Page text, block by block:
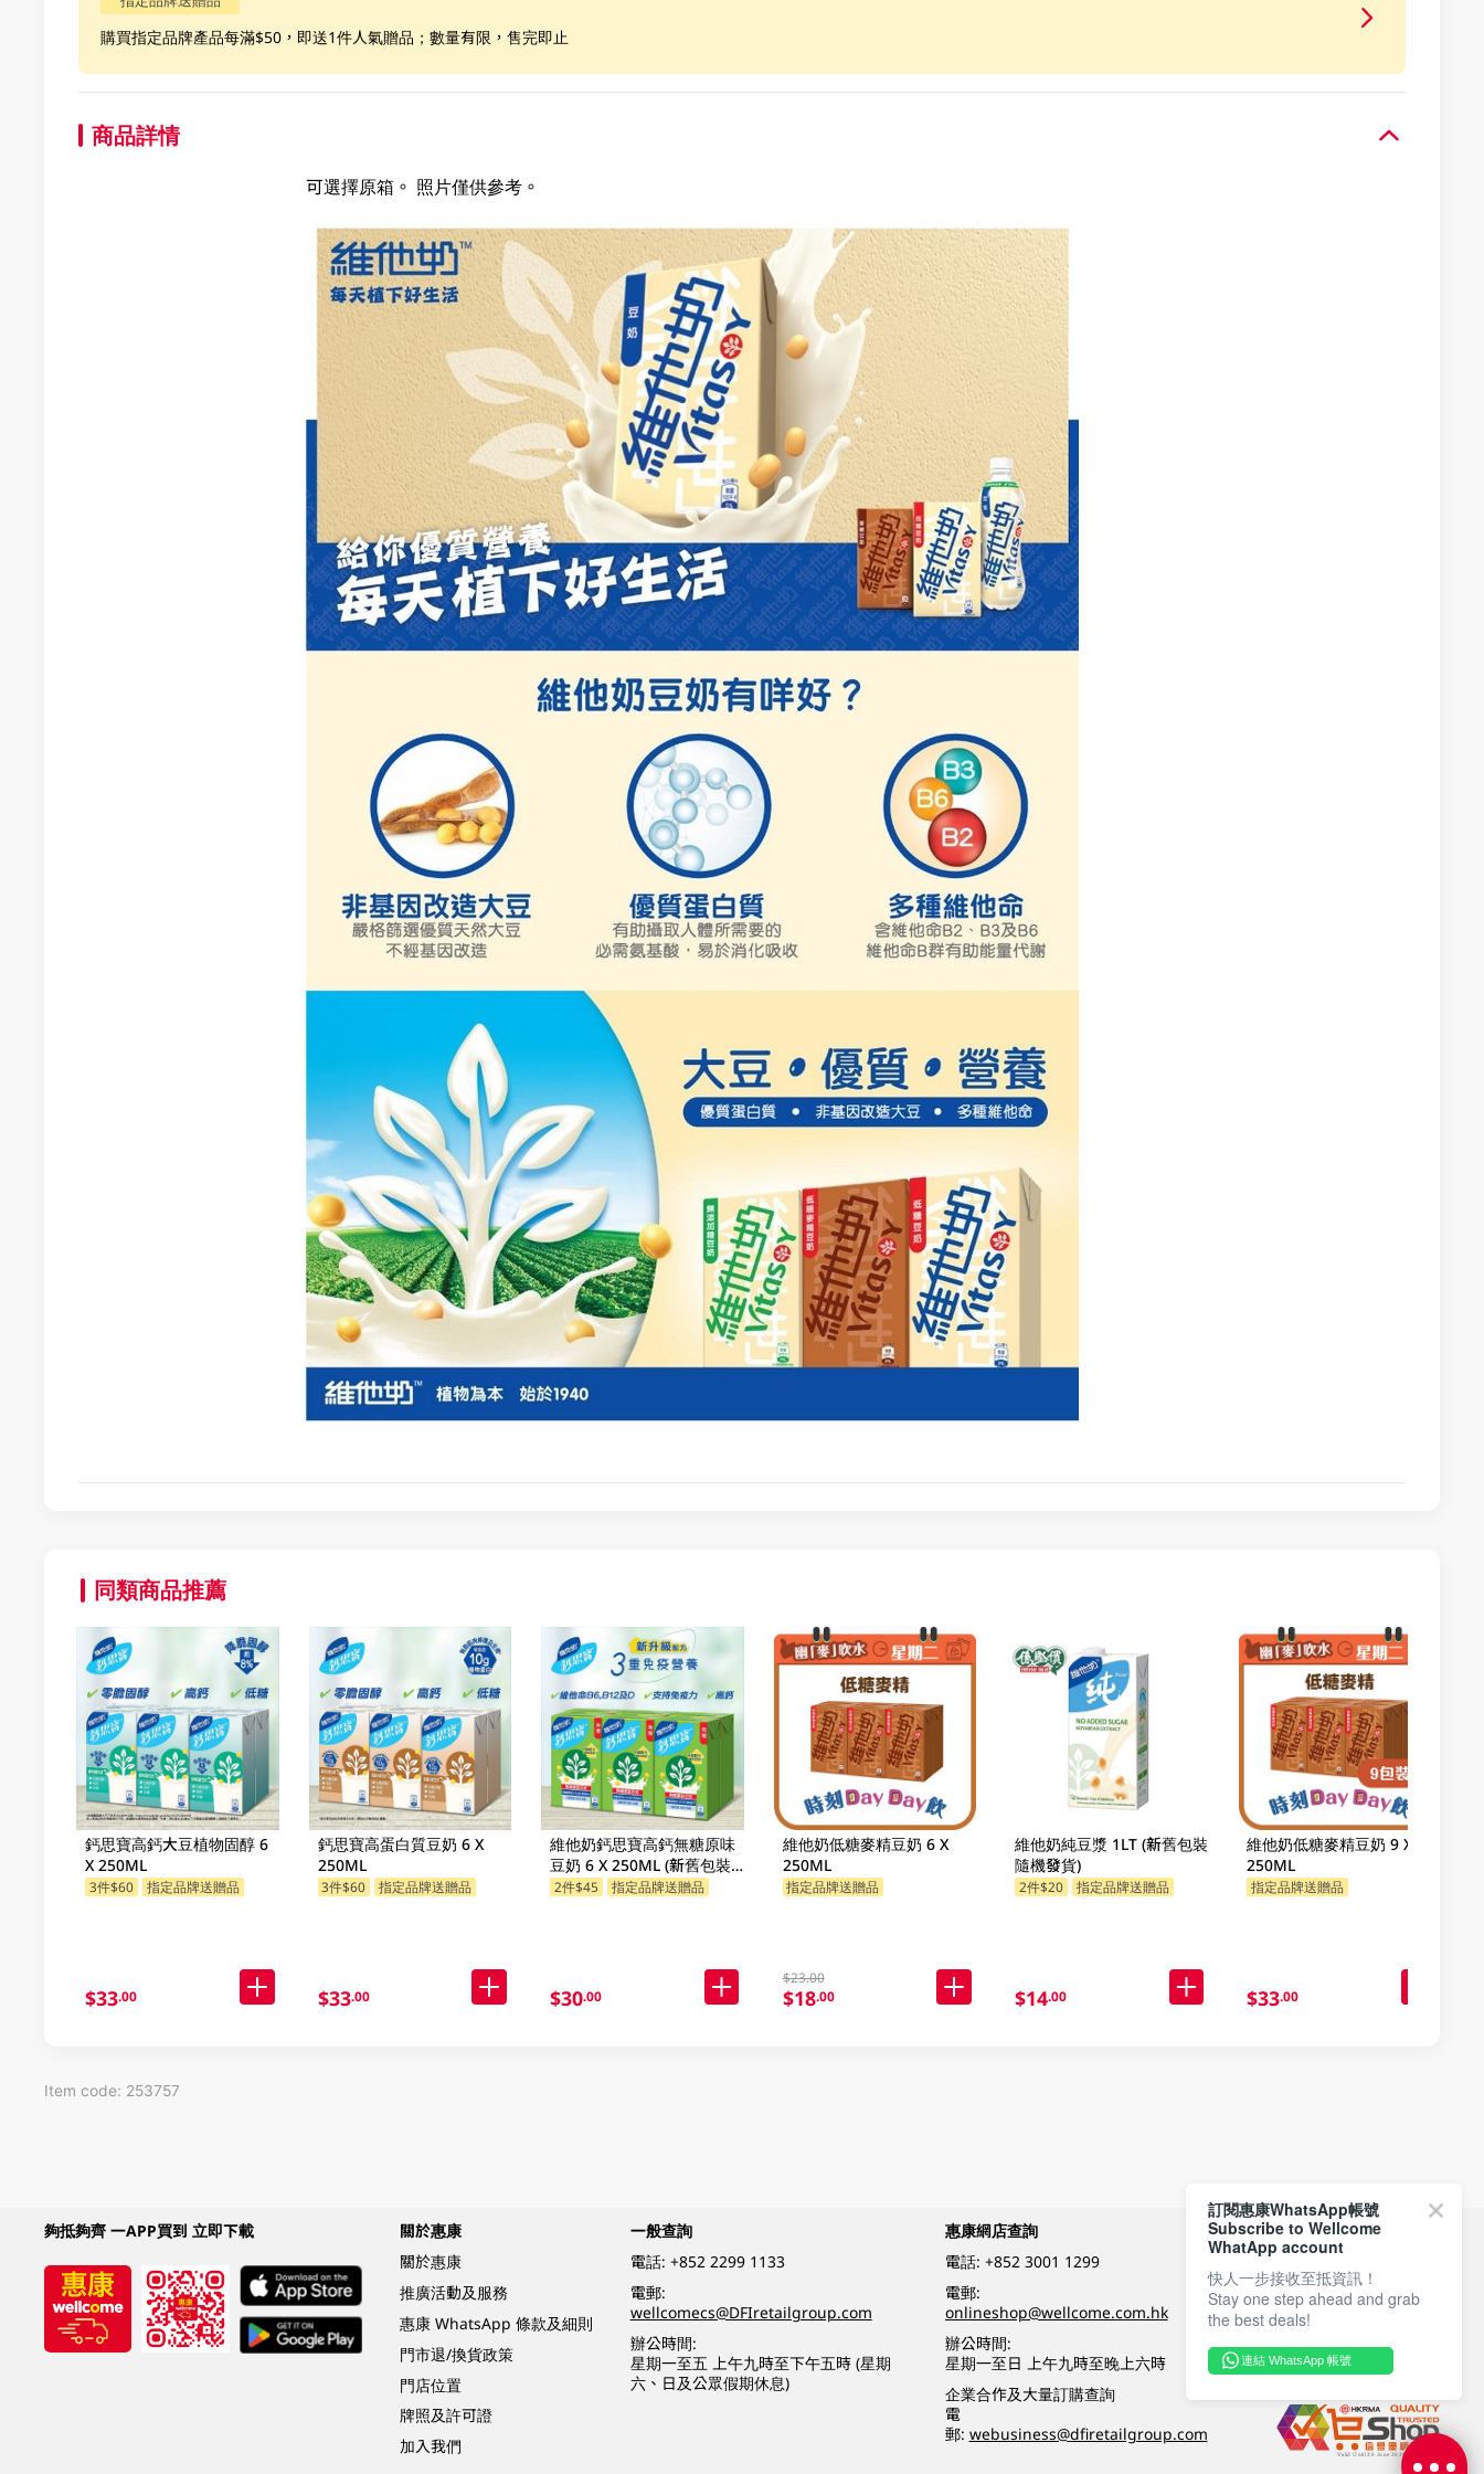
購買指定品牌產品每滿$50，即送1件人氣贈品；數量有限，售完即止
商品詳情
可選擇原箱。 照片僅供參考。
同類商品推薦
鈣思寶高鈣大豆植物固醇 6
X 250ML
3件$60 指定品牌送贈品
$33.00
鈣思寶高蛋白質豆奶 6 X
250ML
3件$60 指定品牌送贈品
$33.00
維他奶鈣思寶高鈣無糖原味
豆奶 6 X 250ML (新舊包裝
隨機發貨)
2件$45 指定品牌送贈品
$30.00
維他奶低糖麥精豆奶 6 X
250ML
指定品牌送贈品
$23.00
$18.00
維他奶純豆漿 1LT (新舊包裝
隨機發貨)
2件$20 指定品牌送贈品
$14.00
維他奶低糖麥精豆奶 9 X
250ML
指定品牌送贈品
$33.00
Item code: 253757
夠抵夠齊 一APP買到 立即下載
關於惠康
關於惠康
推廣活動及服務
惠康 WhatsApp 條款及細則
門市退/換貨政策
門店位置
牌照及許可證
加入我們
一般查詢
電話: +852 2299 1133
電郵:
wellcomecs@DFIretailgroup.com
辦公時間:
星期一至五 上午九時至下午五時 (星期
六、日及公眾假期休息)
惠康網店查詢
電話: +852 3001 1299
電郵:
onlineshop@wellcome.com.hk
辦公時間:
星期一至日 上午九時至晚上六時
企業合作及大量訂購查詢
電
郵: webusiness@dfiretailgroup.com
付款方式
關注我們
訂閱惠康WhatsApp帳號
Subscribe to Wellcome
WhatApp account
快人一步接收至抵資訊！
Stay one step ahead and grab
the best deals!
連結 WhatsApp 帳號